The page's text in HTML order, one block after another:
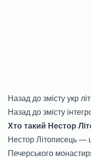
Назад до змісту укр літ
Назад до змісту
Хто такий Нестор
Нестор Літописець —
Печерського